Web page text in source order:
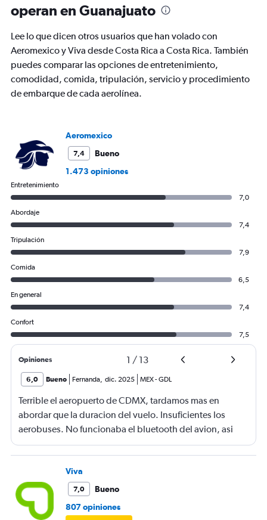
operan en Guanajuato
Lee lo que dicen otros usuarios que han volado con
Aeromexico y Viva desde Costa Rica a Costa Rica. También
puedes comparar las opciones de entretenimiento,
comodidad, comida, tripulación, servicio y procedimiento
de embarque de cada aerolínea.
Aeromexico
7,4
Bueno
1.473 opiniones
Entretenimiento
7,0
Abordaje
7,4
Tripulación
7,9
Comida
6,5
En general
7,4
Confort
7,5
Opiniones 1 / 13
6,0 Bueno Fernanda, dic. 2025 MEX-GDL
Terrible el aeropuerto de CDMX, tardamos mas en
abordar que la duracion del vuelo. Insuficientes los
aerobuses. No funcionaba el bluetooth del avion, asi
quq E no lo pude utilizar
Viva
7,0
Bueno
807 opiniones